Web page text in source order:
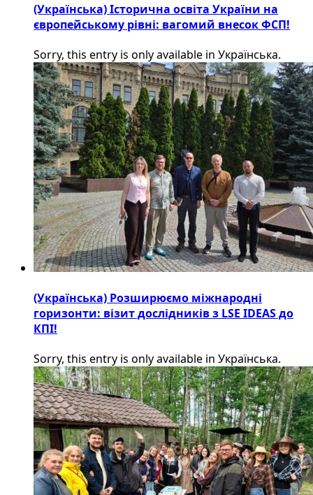
(Українська) Історична освіта України на
європейському рівні: вагомий внесок ФСП!
Sorry, this entry is only available in Українська.
(Українська) Розширюємо міжнародні
горизонти: візит дослідників з LSE IDEAS до
КПІ!
Sorry, this entry is only available in Українська.